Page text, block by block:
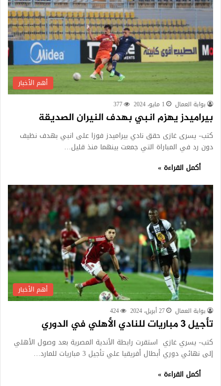
أهم الأخبار
بوابة العمال 1 مايو، 2024 377
بيراميدز يهزم انبي بهدف النيران الصديقة
كتب- يسرى غازى حقق نادي بيراميدز فوزا على انبي بهدف نظيف
دون رد في المباراة التي جمعت بينهما منذ قليل…
أكمل القراءة »
أهم الأخبار
بوابة العمال 27 أبريل، 2024 424
تأجيل 3 مباريات للنادي الأهلي في الدوري
كتب- يسري غازي استقرت رابطة الأندية المصرية بعد وصول الأهلي
إلى نهائي دوري أبطال أفريقيا علي تأجيل 3 مباريات للمارد…
أكمل القراءة »